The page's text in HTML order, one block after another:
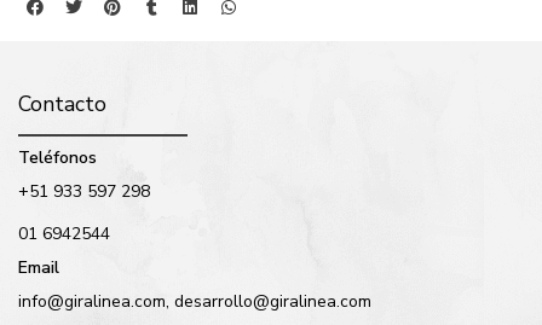
Contacto
Teléfonos
+51 933 597 298
01 6942544
Email
info@giralinea.com, desarrollo@giralinea.com